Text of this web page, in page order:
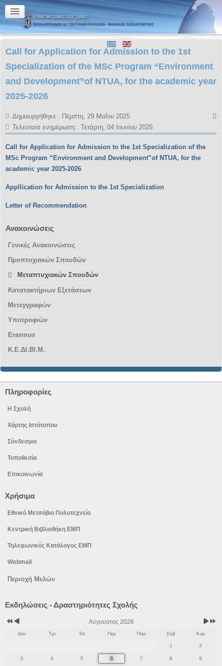
Call for Application for Admission to the 1st
Specialization of the MSc Program “Environment
and Development”of NTUA, for the academic year
2025-2026
Δημιουργήθηκε : Πέμπτη, 29 Μαΐου 2025
Τελευταία ενημέρωση : Τετάρτη, 04 Ιουνίου 2025
Call for Application for Admission to the 1st Specialization of the
MSc Program “Environment and Development”of NTUA, for the
academic year 2025-2026
Appllication for Admission to the 1st Specialization
Letter of Recommendation
Ανακοινώσεις
Γενικές Ανακοινώσεις
Προπτυχιακών Σπουδών
Μεταπτυχιακών Σπουδών
Κατατακτήριων Εξετάσεων
Μετεγγραφών
Υποτροφιών
Erasmus
Κ.Ε.ΔΙ.ΒΙ.Μ.
Πληροφορίες
Η Σχολή
Χάρτης Ιστότοπου
Σύνδεσμοι
Τοποθεσία
Επικοινωνία
Χρήσιμα
Εθνικό Μετσόβιο Πολυτεχνείο
Κεντρική Βιβλιοθήκη ΕΜΠ
Τηλεφωνικός Κατάλογος ΕΜΠ
Webmail
Περιοχή Μελών
Εκδηλώσεις - Δραστηριότητες Σχολής
Προηγούμενος
μήνας
Αύγουστος 2026
Δευ Τρι Τετ Πεμ Παρ Σαβ Κυρ
1 2
3 4 5 6 7 8 9